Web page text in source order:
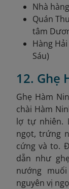
Nhà
Quán
tâm
Hàng
Sáu)
12. Ghẹ
Ghẹ Hàm
chài Hàm
lợ tự nhiên.
ngọt, trứng
cứng và to.
dẫn như
nướng
nguyên vị